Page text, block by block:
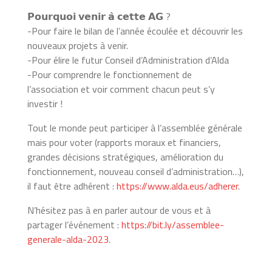
𝗣𝗼𝘂𝗿𝗾𝘂𝗼𝗶 𝘃𝗲𝗻𝗶𝗿 𝗮̀ 𝗰𝗲𝘁𝘁𝗲 𝗔𝗚 ?
-Pour faire le bilan de l’année écoulée et découvrir les
nouveaux projets à venir.
-Pour élire le futur Conseil d’Administration d’Alda
-Pour comprendre le fonctionnement de
l’association et voir comment chacun peut s’y
investir !
Tout le monde peut participer à l’assemblée générale
mais pour voter (rapports moraux et financiers,
grandes décisions stratégiques, amélioration du
fonctionnement, nouveau conseil d’administration…),
il faut être adhérent : https://www.alda.eus/adherer.
N’hésitez pas à en parler autour de vous et à
partager l’événement : https://bit.ly/assemblee-
generale-alda-2023.